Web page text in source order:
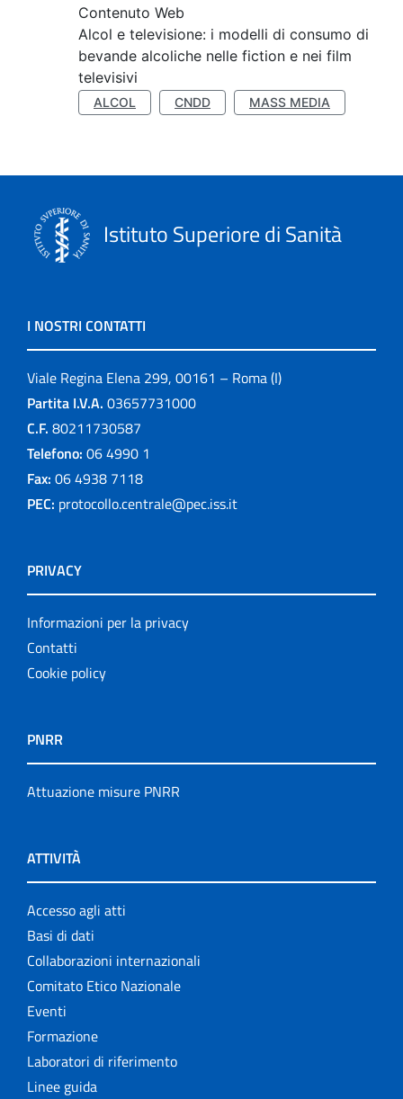
Contenuto Web
Alcol e televisione: i modelli di consumo di
bevande alcoliche nelle fiction e nei film
televisivi
ALCOL CNDD MASS MEDIA
Istituto Superiore di Sanità
I NOSTRI CONTATTI
Viale Regina Elena 299, 00161 – Roma (I)
Partita I.V.A. 03657731000
C.F. 80211730587
Telefono: 06 4990 1
Fax: 06 4938 7118
PEC: protocollo.centrale@pec.iss.it
PRIVACY
Informazioni per la privacy
Contatti
Cookie policy
PNRR
Attuazione misure PNRR
ATTIVITÀ
Accesso agli atti
Basi di dati
Collaborazioni internazionali
Comitato Etico Nazionale
Eventi
Formazione
Laboratori di riferimento
Linee guida